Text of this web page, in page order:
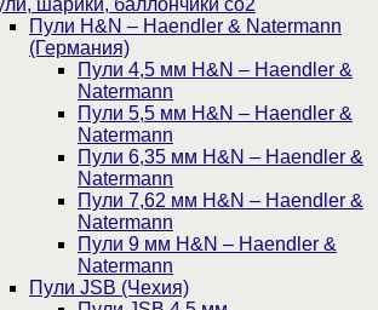
шарики, баллончики со2
Пули H&N – Haendler & Natermann
(Германия)
Пули 4,5 мм H&N – Haendler &
Natermann
Пули 5,5 мм H&N – Haendler &
Natermann
Пули 6,35 мм H&N – Haendler &
Natermann
Пули 7,62 мм H&N – Haendler &
Natermann
Пули 9 мм H&N – Haendler &
Natermann
Пули JSB (Чехия)